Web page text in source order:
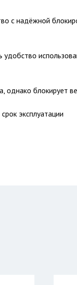
с надёжной
удобство
блокирует
эксплуатации